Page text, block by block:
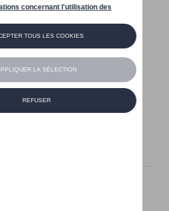
Youtube
Instagram
zijn adviesprijzen (incl. btw), exclusief
Voor meer informatie over de
de eventuele installatiekosten kunt u
concessiehouder / agent. De
voorafgaande kennisgeving